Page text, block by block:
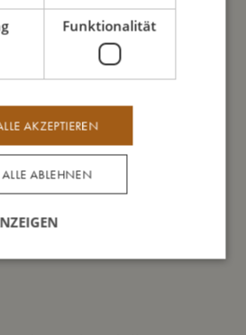
Funktionalität
AKZEPTIEREN
ALLE ABLEHNEN